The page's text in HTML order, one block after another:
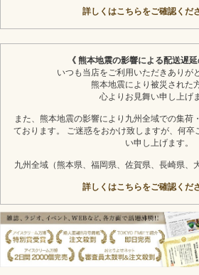
詳しくはこちらをご確認くだ
《 熊本地震の影響による配送遅延
いつも当店をご利用いただきありが
熊本地震により被災された
心よりお見舞い申し上げ
また、熊本地震の影響により九州全域での集荷
ております。 ご迷惑をおかけ致しますが、何卒
い申し上げます。
九州全域（熊本県、福岡県、佐賀県、長崎県、
詳しくはこちらをご確認くだ